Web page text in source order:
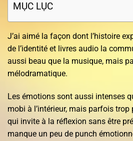
MỤC LỤC
J’ai aimé la façon dont l’histoire
de l’identité et livres audio la
aussi beau que la musique, mais
mélodramatique.
Les émotions sont aussi intenses
mobi à l’intérieur, mais parfois trop
qui invite à la réflexion sans être
manque un peu de punch